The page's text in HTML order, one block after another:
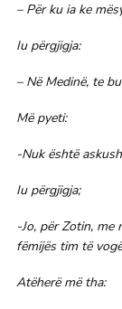
– Për ku ia ke
Iu përgjigja:
– Në Medinë, te
Më pyeti:
-Nuk është
Iu përgjigja;
-Jo, për Zotin, me
fëmijës tim të
Atëherë më tha: